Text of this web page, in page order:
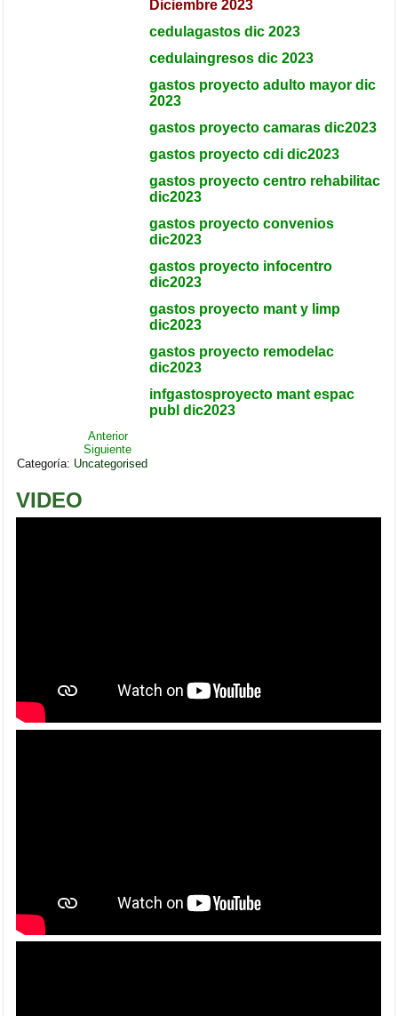
Diciembre 2023
cedulagastos dic 2023
cedulaingresos dic 2023
gastos proyecto adulto mayor dic
2023
gastos proyecto camaras dic2023
gastos proyecto cdi dic2023
gastos proyecto centro rehabilitac
dic2023
gastos proyecto convenios
dic2023
gastos proyecto infocentro
dic2023
gastos proyecto mant y limp
dic2023
gastos proyecto remodelac
dic2023
infgastosproyecto mant espac
publ dic2023
Anterior
Siguiente
Categoría: Uncategorised
VIDEO